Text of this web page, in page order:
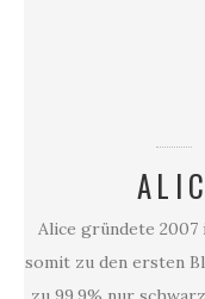
Alice gründete
somit zu den ersten